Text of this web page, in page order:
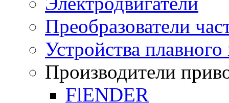
Преобразователи
Устройства плавного
Производители
FlENDER